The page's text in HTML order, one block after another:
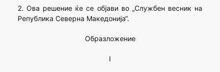
2. Ова решение ќе се објави во „Службен весник на
Република Северна Македонија“.
Образложение
I